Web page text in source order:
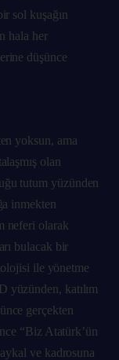
sol kuşağın
hala her
düşünce
yoksun, ama
olan
tutum yüzünden
inmekten
neferi olarak
bulacak bir
ile yönetme
yüzünden, katılım
gerçekten
“Biz Atatürk’ün
ve kadrosuna